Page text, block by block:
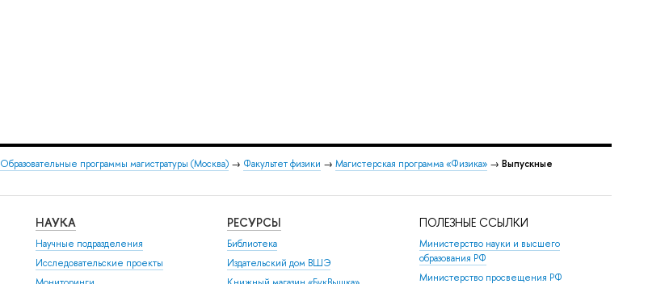
Образовательные программы магистратуры (Москва) → Факультет физики → Магистерская программа «Физика» → Выпускные
НАУКА
Научные подразделения
Исследовательские проекты
РЕСУРСЫ
Библиотека
Издательский дом ВШЭ
ПОЛЕЗНЫЕ ССЫЛКИ
Министерство науки и высшего
образования РФ
Министерство просвещения РФ